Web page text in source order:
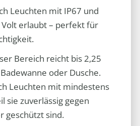
Leuchten mit IP67 und
erlaubt – perfekt für
Bereich reicht bis 2,25
oder Dusche.
Leuchten mit mindestens
sie zuverlässig gegen
geschützt sind.